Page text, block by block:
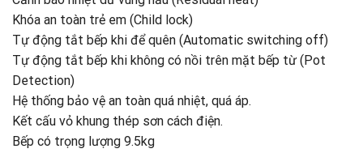
Khóa an toàn trẻ em (Child lock)
Tự động tắt bếp khi để quên (Automatic switching off)
Tự động tắt bếp khi không có nồi trên mặt bếp từ (Pot
Detection)
Hệ thống bảo vệ an toàn quá nhiệt, quá áp.
Kết cấu vỏ khung thép sơn cách điện.
Bếp có trọng lượng 9.5kg